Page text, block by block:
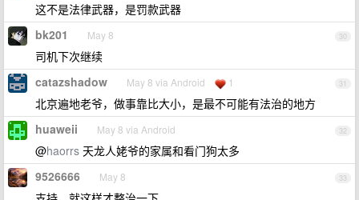
这不是法律武器，是罚款武器
30
bk201 May 8
司机下次继续
31
catazshadow May 8 via Android 1
北京遍地老爷，做事靠比大小，是最不可能有法治的地方
32
huaweii May 8 via Android
@haorrs 天龙人姥爷的家属和看门狗太多
33
9526666 May 8